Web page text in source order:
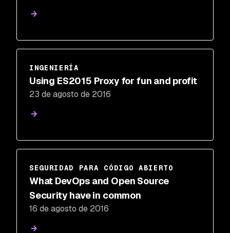
INGENIERÍA
Using ES2015 Proxy for fun and profit
23 de agosto de 2016
SEGURIDAD PARA CÓDIGO ABIERTO
What DevOps and Open Source
Security have in common
16 de agosto de 2016